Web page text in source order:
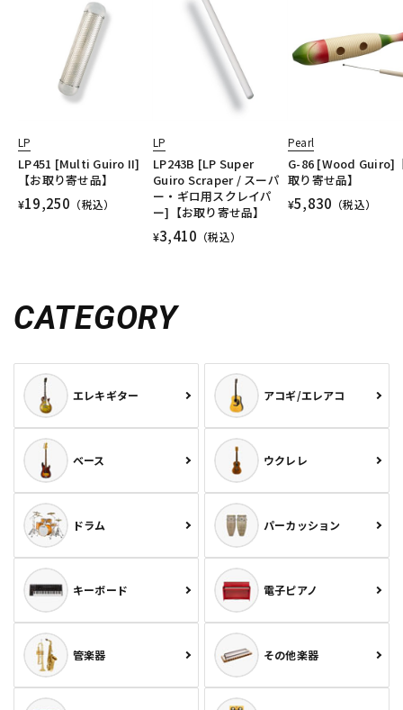
LP
LP451 [Multi Guiro II]
【お取り寄せ品】
¥19,250 （税込）
LP
LP243B [LP Super
Guiro Scraper / スーパ
ー・ギロ用スクレイパ
ー]【お取り寄せ品】
¥3,410 （税込）
Pearl
G-86 [Wood Guiro]
取り寄せ品】
¥5,830 （税込）
CATEGORY
エレキギター アコギ/エレアコ
ベース ウクレレ
ドラム パーカッション
キーボード 電子ピアノ
管楽器 その他楽器